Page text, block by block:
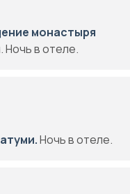
монастыря
Ночь в отеле.
Ночь в отеле.